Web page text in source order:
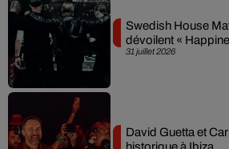
31 juillet 2026
Swedish House
dévoilent «
David Guetta et